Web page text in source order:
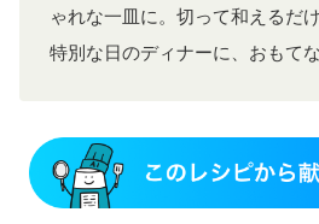
ゃれな一皿に。切って和えるだ
特別な日のディナーに、おもて